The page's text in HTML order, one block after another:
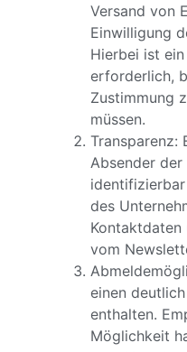
Versand von
Einwilligung
Hierbei ist
erforderlich,
Zustimmung
müssen.
Transparenz:
Absender
des
vom
einen
enthalten.
Möglichkeit